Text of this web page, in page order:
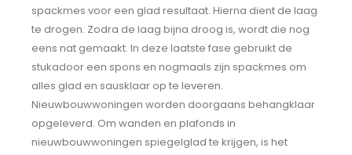
spackmes voor een glad resultaat. Hierna dient de laag
te drogen. Zodra de laag bijna droog is, wordt die nog
eens nat gemaakt. In deze laatste fase gebruikt de
stukadoor een spons en nogmaals zijn spackmes om
alles glad en sausklaar op te leveren.
Nieuwbouwwoningen worden doorgaans behangklaar
opgeleverd. Om wanden en plafonds in
nieuwbouwwoningen spiegelglad te krijgen, is het